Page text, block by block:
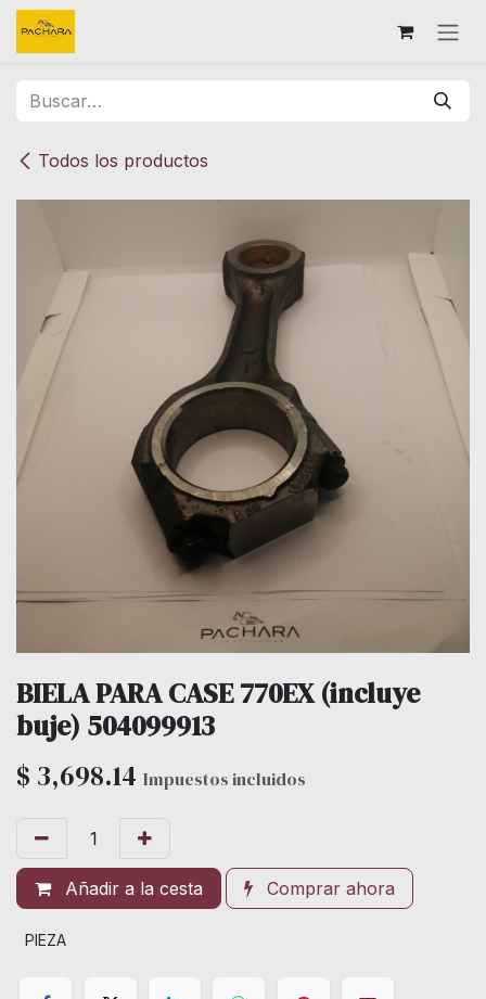
Ir al contenido
Todos los productos
BIELA PARA CASE 770EX (incluye
buje) 504099913
$ 3,698.14 Impuestos incluidos
Añadir a la cesta Comprar ahora
PIEZA